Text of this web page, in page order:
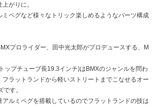
がりに。
ミペグなど様々なトリック楽しめるようなパーツ構成
プロライダー、田中光太郎がプロデュースする、M
ップチューブ長19.3インチ)はBMXのジャンルを問わ
ラットランドから軽いストリートまでこなせるオー
す。
アルミペグを搭載しているのでフラットランドの技は